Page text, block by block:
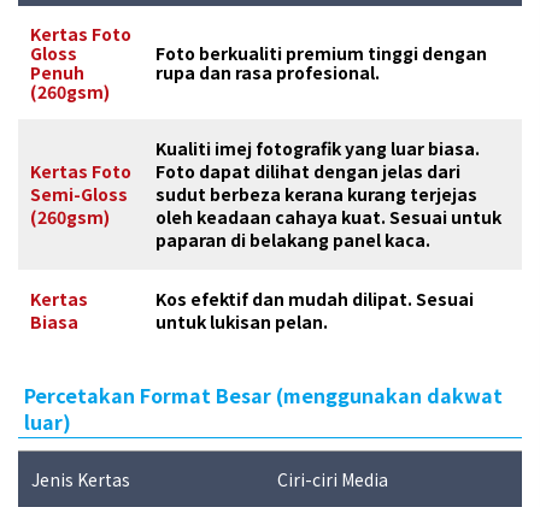
Kertas Foto
Gloss
Penuh
(260gsm)
Foto berkualiti premium tinggi dengan
rupa dan rasa profesional.
Kertas Foto
Semi-Gloss
(260gsm)
Kualiti imej fotografik yang luar biasa.
Foto dapat dilihat dengan jelas dari
sudut berbeza kerana kurang terjejas
oleh keadaan cahaya kuat. Sesuai untuk
paparan di belakang panel kaca.
Kertas
Biasa
Kos efektif dan mudah dilipat. Sesuai
untuk lukisan pelan.
Percetakan Format Besar (menggunakan dakwat
luar)
Jenis Kertas Ciri-ciri Media